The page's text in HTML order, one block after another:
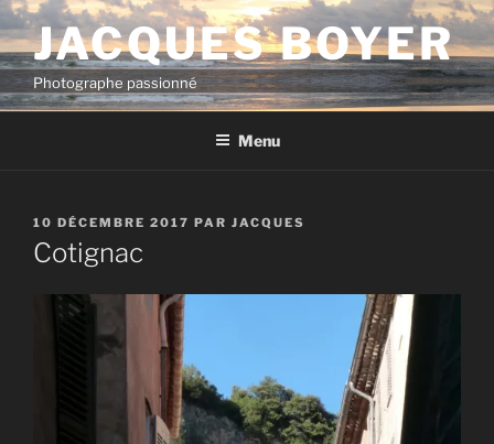
Aller
au
contenu
principal
JACQUES BOYER
Photographe passionné
Menu
PUBLIÉ
LE
10 DÉCEMBRE 2017 PAR JACQUES
Cotignac